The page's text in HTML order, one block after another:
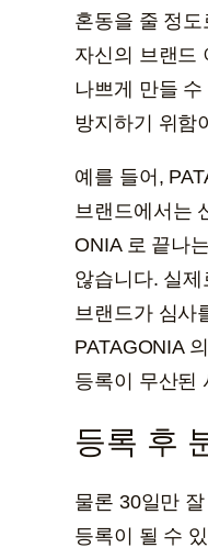
혼동을 줄 정
자신의 브랜드
나쁘게 만들
방지하기 위함
예를 들어,
브랜드에서는
ONIA 로 끝나
않습니다. 실
브랜드가 심사
PATAGONIA
등록이 무산된
등록 후
물론 30일만
등록이 될 수